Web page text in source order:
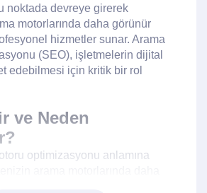
noktada devreye girerek
motorlarında daha görünür
hizmetler sunar. Arama
(SEO), işletmelerin dijital
edebilmesi için kritik bir rol
ve Neden
optimizasyonu anlamına